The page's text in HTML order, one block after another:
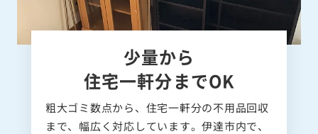
少量から
住宅一軒分までOK
粗大ゴミ数点から、住宅一軒分の不用品回収
まで、幅広く対応しています。伊達市内で、